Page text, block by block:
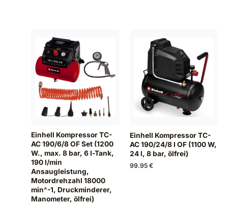
Einhell Kompressor TC-
AC 190/6/8 OF Set (1200
W., max. 8 bar, 6 l-Tank,
190 l/min
Ansaugleistung,
Motordrehzahl 18000
min^-1, Druckminderer,
Manometer, ölfrei)
Einhell Kompressor TC-
AC 190/24/8 I OF (1100 W,
24 l, 8 bar, ölfrei)
99.95 €